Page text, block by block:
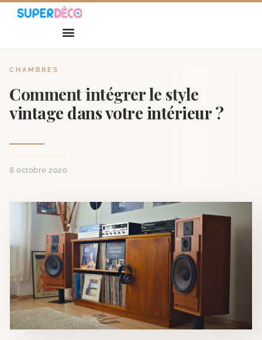
CHAMBRES
Comment intégrer le style
vintage dans votre intérieur ?
8 octobre 2020